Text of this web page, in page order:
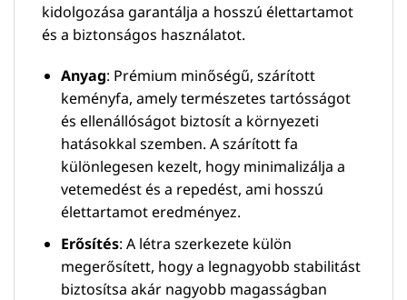
kidolgozása garantálja a hosszú élettartamot
és a biztonságos használatot.
Anyag: Prémium minőségű, szárított
keményfa, amely természetes tartósságot
és ellenállóságot biztosít a környezeti
hatásokkal szemben. A szárított fa
különlegesen kezelt, hogy minimalizálja a
vetemedést és a repedést, ami hosszú
élettartamot eredményez.
Erősítés: A létra szerkezete külön
megerősített, hogy a legnagyobb stabilitást
biztosítsa akár nagyobb magasságban